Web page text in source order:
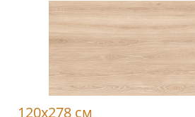
120x278 см